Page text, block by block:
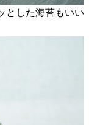
とした海苔もいい